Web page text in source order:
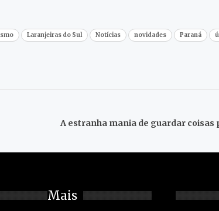
Laranjeiras do Sul Notícias novidades Paraná
A estranha mania de guardar coisas
Mais